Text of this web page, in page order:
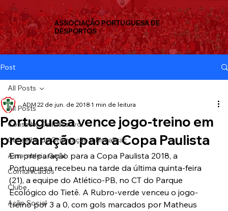
ASSOCIAÇÃO PORTUGUESA DE
DESPORTOS
Post
All Posts
Conselho Deliberativo
Conselho de Orientação e Fiscalizaç
Assembleia Geral
Comunicados
Clube
Ação Social
All Posts
Portuguesa vence jogo-treino em
preparação para a Copa Paulista
ADM 22 de jun. de 2018 1 min de leitura
Em preparação para a Copa Paulista 2018, a
Portuguesa recebeu na tarde da última quinta-feira
(21), a equipe do Atlético-PB, no CT do Parque
Ecológico do Tietê. A Rubro-verde venceu o jogo-
treino por 3 a 0, com gols marcados por Matheus